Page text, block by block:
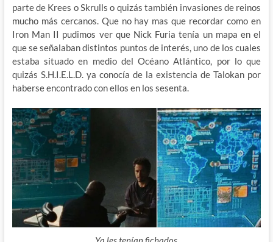
parte de Krees o Skrulls o quizás también invasiones de reinos
mucho más cercanos. Que no hay mas que recordar como en
Iron Man II pudimos ver que Nick Furia tenía un mapa en el
que se señalaban distintos puntos de interés, uno de los cuales
estaba situado en medio del Océano Atlántico, por lo que
quizás S.H.I.E.L.D. ya conocía de la existencia de Talokan por
haberse encontrado con ellos en los sesenta.